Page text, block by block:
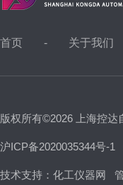
首页 关于我们
版权所有©2026 上海控
沪ICP备2020035344号-1
技术支持： 化工仪器网